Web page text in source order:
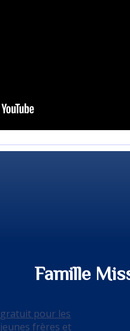
Famille